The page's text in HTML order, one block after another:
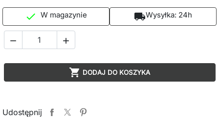
 W magazynie local_shippingWysyłka: 24h
 
 DODAJ DO KOSZYKA
Udostępnij